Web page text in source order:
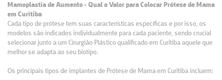
Mamoplastia de Aumento - Qual o Valor para Colocar Prótese de Mama
em Curitiba
Cada tipo de prótese tem suas características específicas e por isso, os
modelos são indicados individualmente para cada paciente, sendo crucial
selecionar junto a um Cirurgião Plástico qualificado em Curitiba aquele que
melhor se adapta ao seu biotipo.
Os principais tipos de implantes de Prótese de Mama em Curitiba incluem: